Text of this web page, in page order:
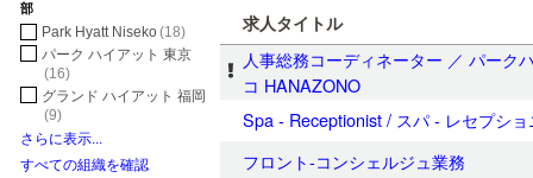
部
Park Hyatt Niseko(18)
パーク ハイアット 東京
(16)
グランド ハイアット 福岡
(9)
さらに表示...
すべての組織を確認
求人タイトル
人事総務コーディネーター ／ パーク
コ HANAZONO
Spa - Receptionist / スパ - レセプショ
フロント-コンシェルジュ業務